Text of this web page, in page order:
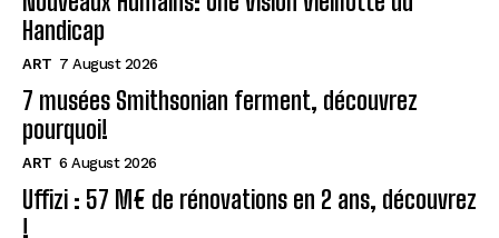
Handicap
ART 7 August 2026
7 musées Smithsonian ferment, découvrez
pourquoi!
ART 6 August 2026
Uffizi : 57 M€ de rénovations en 2 ans, découvrez
!